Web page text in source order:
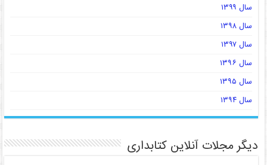
سال ۱۳۹۹
سال ۱۳۹۸
سال ۱۳۹۷
سال ۱۳۹۶
سال ۱۳۹۵
سال ۱۳۹۴
دیگر مجلات آنلاین کتابداری